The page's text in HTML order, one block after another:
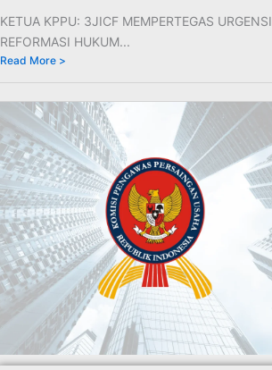
KETUA KPPU: 3JICF MEMPERTEGAS URGENSI
REFORMASI HUKUM...
Read More >